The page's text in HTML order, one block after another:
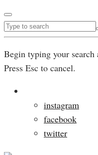
Begin typing your search
Press Esc to cancel.
instagram
facebook
twitter